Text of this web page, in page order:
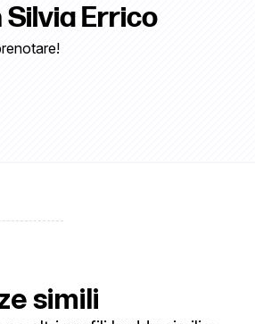
Errico
simili